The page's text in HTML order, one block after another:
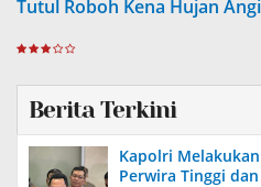
Tutul Roboh Kena Hujan
Berita Terkini
Kapolri
Perwira Tinggi